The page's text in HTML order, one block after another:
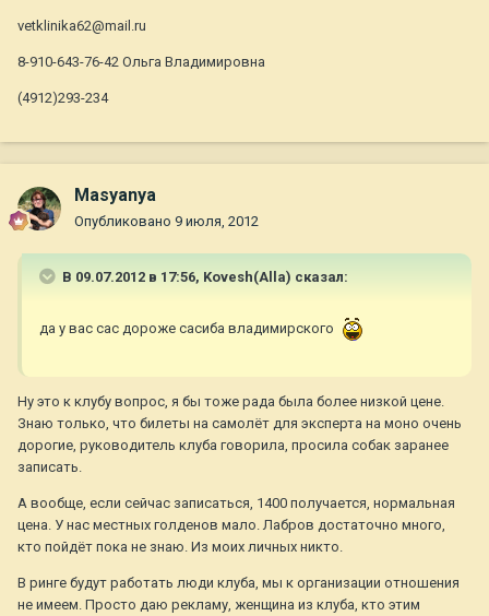
vetklinika62@mail.ru
8-910-643-76-42 Ольга Владимировна
(4912)293-234
Masyanya
Опубликовано 9 июля, 2012
В 09.07.2012 в 17:56, Kovesh(Alla) сказал:
да у вас сас дороже сасиба владимирского
Ну это к клубу вопрос, я бы тоже рада была более низкой цене.
Знаю только, что билеты на самолёт для эксперта на моно очень
дорогие, руководитель клуба говорила, просила собак заранее
записать.
А вообще, если сейчас записаться, 1400 получается, нормальная
цена. У нас местных голденов мало. Лабров достаточно много,
кто пойдёт пока не знаю. Из моих личных никто.
В ринге будут работать люди клуба, мы к организации отношения
не имеем. Просто даю рекламу, женщина из клуба, кто этим